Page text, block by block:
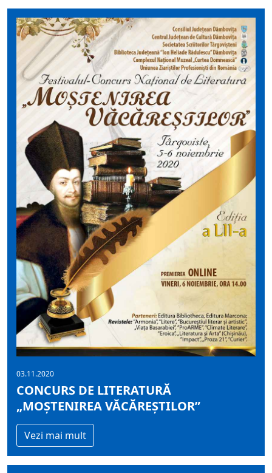
03.11.2020
CONCURS DE LITERATURĂ
„MOŞTENIREA VĂCĂREŞTILOR”
Vezi mai mult